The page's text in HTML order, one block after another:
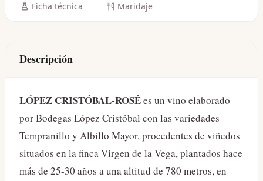
Ficha técnica Maridaje
Descripción
LÓPEZ CRISTÓBAL-ROSÉes un vino elaborado
por Bodegas López Cristóbal con las variedades
Tempranillo y Albillo Mayor, procedentes de viñedos
situados en la finca Virgen de la Vega, plantados hace
más de 25-30 años a una altitud de 780 metros, en